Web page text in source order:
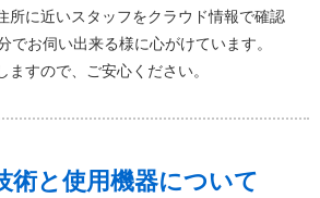
所に近いスタッフをクラウド情報で確認
でお伺い出来る様に心がけています。
ますので、ご安心ください。
術と使用機器について